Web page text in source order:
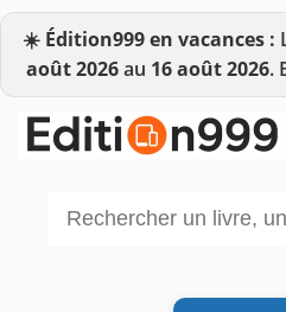
☀️ Édition999 en vacances :
août 2026au 16 août 2026.